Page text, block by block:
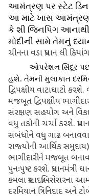
આમંત્રણ પર સ્‍ટેટ
આ માટે ખાસ
કે શી જિનપિંગ
મોદીની સામે તેમનું
ચીનના વડા પ્રધાન લી
ઓપરેશન સિંદૂર
હશે. તેમની મુલાકાત
દ્વિપક્ષીય વાટાઘાટો
મજબૂત દ્વિપક્ષીય
સંરક્ષણ સહયોગ અને
વધુ તકોની ચર્ચા કરશે.
સંબંધોને વધુ ગાઢ
રાજ્‍યોની આર્થિક
ભાગીદારીને મજબૂત
પુનઃપુષ્ટ કરશે. પ્રધાનમંત્રી
કમલા
દરમિયાન ત્રિનિદાદ અને